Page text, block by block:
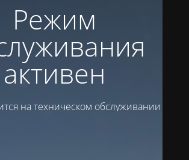
Режим
активен
на техническом обслуживании